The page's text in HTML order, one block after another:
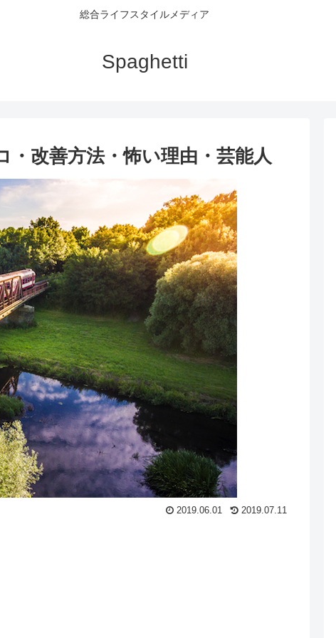
総合ライフスタイルメディア
Spaghetti
・改善方法・怖い理由・芸能人
2019.07.11
2019.06.01